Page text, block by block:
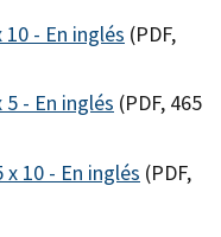
- En inglés (PDF,
- En inglés (PDF, 465
10 - En inglés (PDF,